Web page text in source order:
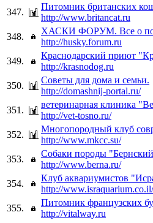
347.
Питомник британских
http://www.britancat.ru
348.
ХАСКИ ФОРУМ. Все о
http://husky.forum.ru
349.
Краснодарский приют
http://krasnodog.ru
350.
Советы для дома и семьи.
http://domashnij-portal.ru/
351.
ветеринарная клиника
http://vet-tosno.ru/
352.
Многопородный клуб
http://www.mkcc.su/
353.
Собаки породы
http://www.berna.ru/
354.
Клуб аквариумистов
http://
355.
Питомник французских
http://vitalway.ru